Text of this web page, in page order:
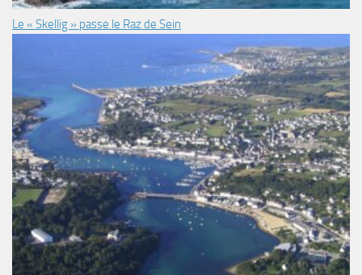
Le « Skellig » passe le Raz de Sein